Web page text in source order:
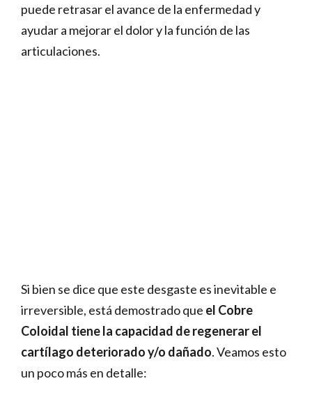
puede retrasar el avance de la enfermedad y
ayudar a mejorar el dolor y la función de las
articulaciones.
Si bien se dice que este desgaste es inevitable e
irreversible, está demostrado que el Cobre
Coloidal tiene la capacidad de regenerar el
cartílago deteriorado y/o dañado. Veamos esto
un poco más en detalle: